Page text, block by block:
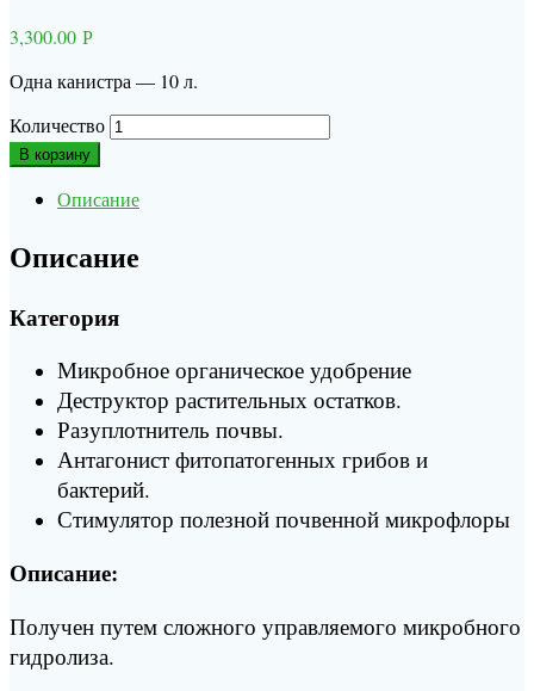
3,300.00 Р
Одна канистра — 10 л.
Количество
В корзину
Описание
Описание
Категория
Микробное органическое удобрение
Деструктор растительных остатков.
Разуплотнитель почвы.
Антагонист фитопатогенных грибов и
бактерий.
Стимулятор полезной почвенной микрофлоры
Описание:
Получен путем сложного управляемого микробного
гидролиза.